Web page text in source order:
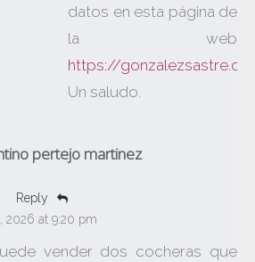
datos en esta página de
la web
https://
Un saludo.
pertejo martinez
Reply
2026 at 9:20 pm
vender dos cocheras que